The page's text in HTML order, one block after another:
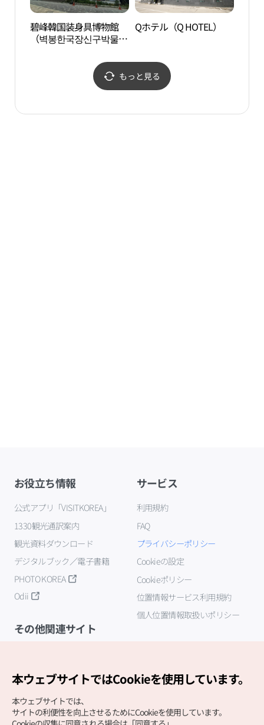
碧峰韓国装身具博物館
（벽봉한국장신구박물
Qホテル（Q HOTEL）
もっと見る
お役立ち情報
公式アプリ「VISITKOREA」
1330観光通訳案内
観光資料ダウンロード
デジタルブック／電子書籍
PHOTO KOREA
Odii
サービス
利用規約
FAQ
プライバシーポリシー
Cookieの設定
Cookieポリシー
位置情報サービス利用規約
個人位置情報取扱いポリシー
その他関連サイト
本ウェブサイトではCookieを使用しています。
本ウェブサイトでは、
サイトの利便性を向上させるためにCookieを使用しています。